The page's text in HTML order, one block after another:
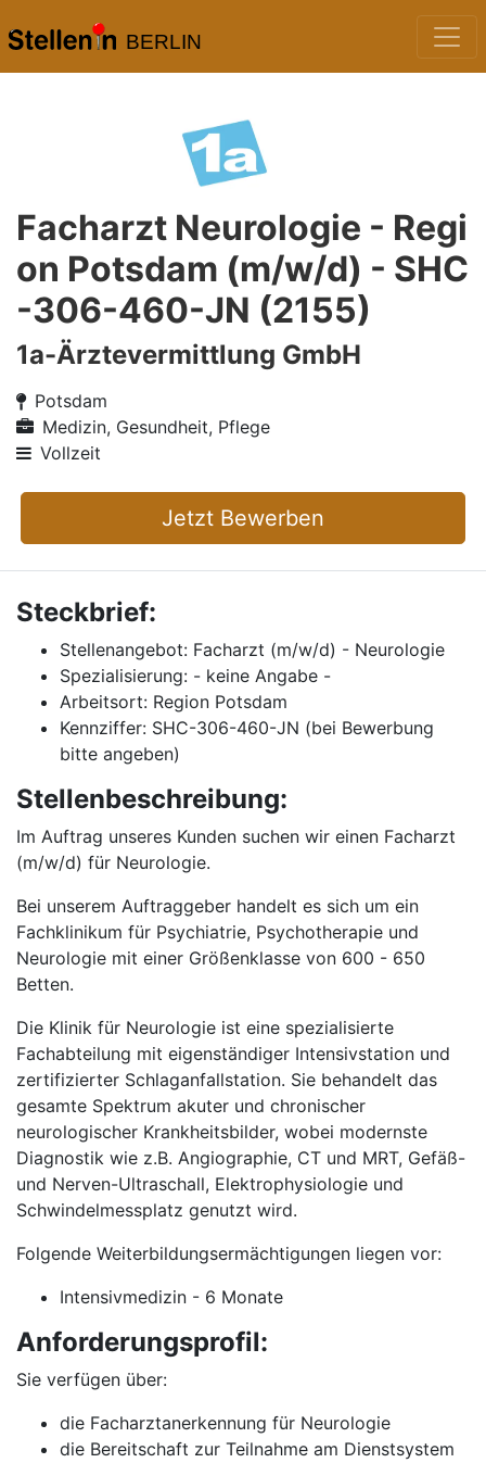
BERLIN
Facharzt Neurologie - Regi
on Potsdam (m/w/d) - SHC
-306-460-JN (2155)
1a-Ärztevermittlung GmbH
Potsdam
Medizin, Gesundheit, Pflege
Vollzeit
Jetzt Bewerben
Steckbrief:
Stellenangebot: Facharzt (m/w/d) - Neurologie
Spezialisierung: - keine Angabe -
Arbeitsort: Region Potsdam
Kennziffer: SHC-306-460-JN (bei Bewerbung
bitte angeben)
Stellenbeschreibung:
Im Auftrag unseres Kunden suchen wir einen Facharzt
(m/w/d) für Neurologie.
Bei unserem Auftraggeber handelt es sich um ein
Fachklinikum für Psychiatrie, Psychotherapie und
Neurologie mit einer Größenklasse von 600 - 650
Betten.
Die Klinik für Neurologie ist eine spezialisierte
Fachabteilung mit eigenständiger Intensivstation und
zertifizierter Schlaganfallstation. Sie behandelt das
gesamte Spektrum akuter und chronischer
neurologischer Krankheitsbilder, wobei modernste
Diagnostik wie z.B. Angiographie, CT und MRT, Gefäß-
und Nerven-Ultraschall, Elektrophysiologie und
Schwindelmessplatz genutzt wird.
Folgende Weiterbildungsermächtigungen liegen vor:
Intensivmedizin - 6 Monate
Anforderungsprofil:
Sie verfügen über:
die Facharztanerkennung für Neurologie
die Bereitschaft zur Teilnahme am Dienstsystem